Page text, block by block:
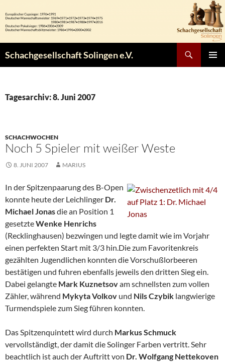
Inhalt
springen
Schachgesellschaft Solingen e.V.
Tagesarchiv: 8. Juni 2007
SCHACHWOCHEN
Noch 5 Spieler mit weißer Weste
8. JUNI 2007 MARIUS
In der Spitzenpaarung des B-Open
konnte heute der Leichlinger Dr.
Michael Jonasdie an Position 1
gesetzteWenke Henrichs
(Recklinghausen) bezwingen und legte damit wie im Vorjahr
einen perfekten Start mit 3/3 hin.Die zum Favoritenkreis
gezählten Jugendlichen konnten die Vorschußlorbeeren
bestätigen und fuhren ebenfalls jeweils den dritten Sieg ein.
Dabei gelangte Mark Kuznetsovam schnellsten zum vollen
Zähler, während Mykyta Volkov und NilsCzybik langwierige
Turmendspiele zum Sieg führen konnten.
Das Spitzenquintett wird durch Markus Schmuck
vervollständigt, der damit die Solinger Farben vertritt. Sehr
beachtlich ist auch der Auftritt von Dr. Wolfgang Nettekoven